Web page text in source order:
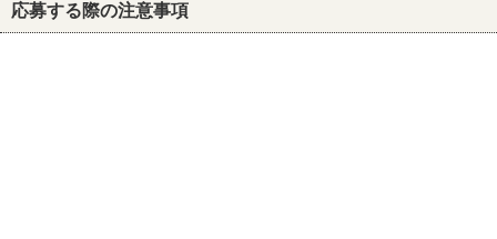
応募する際の注意事項